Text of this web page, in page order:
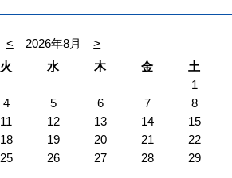
< 2026年8月
>
火 水 木 金
土
1
4 5 6 7
8
11 12 13 14
15
18 19 20 21
22
25 26 27 28
29